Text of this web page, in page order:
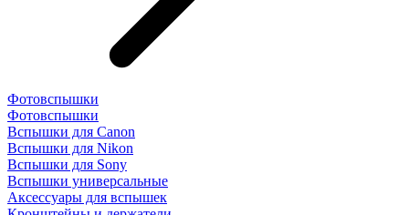
Фотовспышки
Фотовспышки
Вспышки для Canon
Вспышки для Nikon
Вспышки для Sony
Вспышки универсальные
Аксесcуары для вспышек